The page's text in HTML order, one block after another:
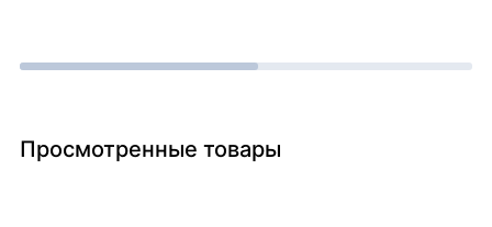
Просмотренные товары